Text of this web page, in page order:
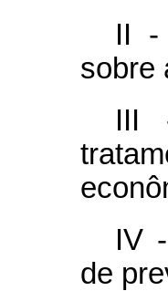
II -
sobre
III
IV
de